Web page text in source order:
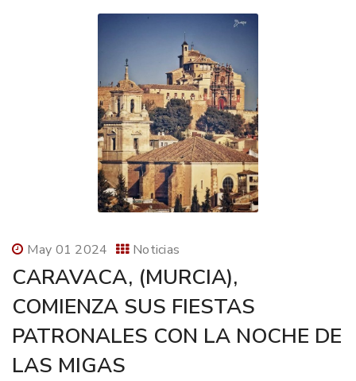
May 01 2024 Noticias
CARAVACA, (MURCIA),
COMIENZA SUS FIESTAS
PATRONALES CON LA NOCHE DE
LAS MIGAS